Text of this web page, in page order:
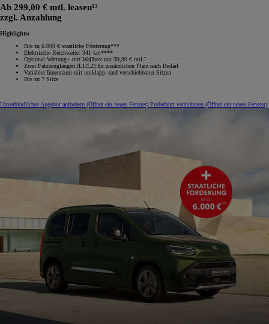
Ab 299,00 € mtl. leasen¹³
zzgl. Anzahlung
Highlights:
Bis zu 6.000 € staatliche Förderung***
Elektrische Reichweite: 341 km****
Optional Wartung+ mit Wallbox nur 39,90 € mtl.⁷
Zwei Fahrzeuglängen (L1/L2) für zusätzlichen Platz nach Bedarf
Variabler Innenraum mit umklapp‑ und verschiebbaren Sitzen
Bis zu 7 Sitze
Unverbindliches Angebot anfordern (Öffnet ein neues Fenster) Probefahrt vereinbaren (Öffnet ein neues Fenster)